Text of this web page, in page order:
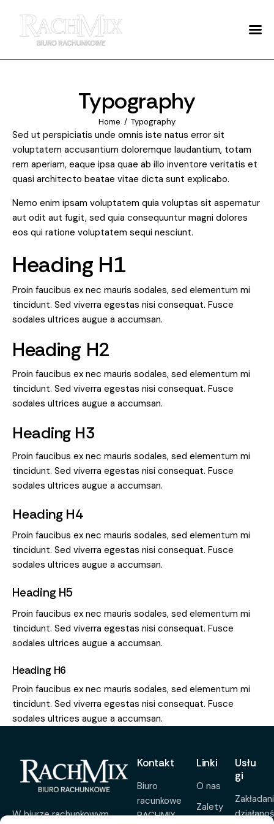
Typography
Home Typography
O NAS
AKTUALNOŚCI
SYGNALISTA
KONTAKT
Sed ut perspiciatis unde omnis iste natus error sit
voluptatem accusantium doloremque laudantium, totam
rem aperiam, eaque ipsa quae ab illo inventore veritatis et
quasi architecto beatae vitae dicta sunt explicabo.
Nemo enim ipsam voluptatem quia voluptas sit aspernatur
aut odit aut fugit, sed quia consequuntur magni dolores
eos qui ratione voluptatem sequi nesciunt.
Heading H1
Proin faucibus ex nec mauris sodales, sed elementum mi
tincidunt. Sed viverra egestas nisi consequat. Fusce
sodales ultrices augue a accumsan.
Heading H2
Proin faucibus ex nec mauris sodales, sed elementum mi
tincidunt. Sed viverra egestas nisi consequat. Fusce
sodales ultrices augue a accumsan.
Heading H3
Proin faucibus ex nec mauris sodales, sed elementum mi
tincidunt. Sed viverra egestas nisi consequat. Fusce
sodales ultrices augue a accumsan.
Heading H4
Proin faucibus ex nec mauris sodales, sed elementum mi
tincidunt. Sed viverra egestas nisi consequat. Fusce
sodales ultrices augue a accumsan.
Heading H5
Proin faucibus ex nec mauris sodales, sed elementum mi
tincidunt. Sed viverra egestas nisi consequat. Fusce
sodales ultrices augue a accumsan.
Heading H6
Proin faucibus ex nec mauris sodales, sed elementum mi
tincidunt. Sed viverra egestas nisi consequat. Fusce
sodales ultrices augue a accumsan.
W biurze rachunkowym
Kontakt
Biuro
racunkowe
RACHMIX
Linki
O nas
Zalety
Usłu
gi